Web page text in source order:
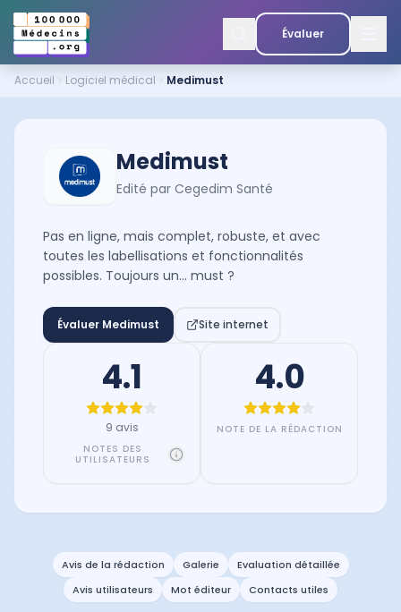
Évaluer
Accueil Logiciel médical Medimust
Medimust
Edité par Cegedim Santé
Pas en ligne, mais complet, robuste, et avec
toutes les labellisations et fonctionnalités
possibles. Toujours un… must ?
Évaluer Medimust Site internet
4.1
9 avis
NOTES DES
UTILISATEURS
4.0
NOTE DE LA RÉDACTION
Avis de la rédaction Galerie
Evaluation détaillée
Avis utilisateurs
Mot éditeur Contacts utiles